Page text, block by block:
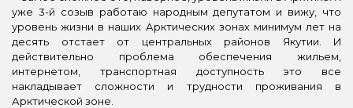
уже 3-й созыв работаю народным депутатом и вижу, что
уровень жизни в наших Арктических зонах минимум лет на
десять отстает от центральных районов Якутии. И
действительно проблема обеспечения жильем,
интернетом, транспортная доступность это все
накладывает сложности и трудности проживания в
Арктической зоне.